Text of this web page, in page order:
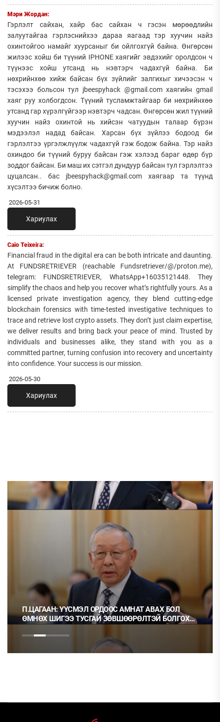
Мэри Жордан:
Гэрлэлт сайхан, хайр бас сайхан ч гэсэн мөрөөдлийн
залуутайгаа гэрлэснийхээ дараа яагаад тэр хуучин найз
охинтойгоо намайг хуурсаныг би ойлгохгүй байна. Өнгөрсөн
жилээс хойш би түүний IPHONE хаягийг эвдэхийг оролдсон ч
түүнээс хойш утсанд нь нэвтэрч чадахгүй байна. Би
нөхрийнхөө хийж байсан бүх зүйлийг залгихыг хичээсэн ч
тэсэхээ больсон тул jbeespyhack @gmail.com хаягийн gmail
хаяг руу холбогдсон. Түүний тусламжтайгаар би нөхрийнхөө
утсанд гар хүрэлгүйгээр нэвтэрч чадсан. Өнгөрсөн жил түүний
хуучин найз охинтой нь хийсэн чатуудын талаар бүрэн
мэдээлэл надад байсан. Харсан бүх зүйлээ бодоод би
гэрлэлтээ үргэлжлүүлж чадахгүй гэж бодож байна. Тэр найз
охиндоо би түүний буруу байсан гэж хэлээд бараг өдөр бүр
зоддог байсан. Би маш их сэтгэл дундуур байсан тул гэрлэлтээ
цуцалсан.. бас jbeespyhack@gmail.com хаягаар та түүнд
хүсэлтээ бичиж болно.
2026-05-31
Хариулах
Caio Teixeira:
Financial fraud in the digital era can be both intricate and daunting.
At FUNDSRETRIEVER (reachable Fundsretriever/@/proton.me),
telegram: FUNDSRETRIEVER, WhatsApp+16035121448. They
simplify the chaos and help you recover what’s rightfully yours. As a
licensed private investigation agency, they blend cutting-edge
blockchain forensics with time-tested investigative techniques to
trace and retrieve lost crypto assets. They don’t just claim expertise,
we deliver results and bring back your peace of mind. Trusted by
individuals and businesses alike, they stand with you as a
committed partner, turning confusion into recovery and uncertainty
into confidence. Your success is our mission.
2026-05-30
Хариулах
П.ЦАГААН: ҮҮСМЭЛ ОРДООС АМНАТ АВАХ БОЛ
ӨМНӨХ ШИГЭЭ ТУСГАЙ ЗӨВШӨӨРӨЛТЭЙ БОЛГОХ